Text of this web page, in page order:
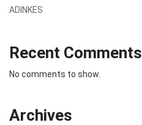
ADINKES
Recent Comments
No comments to show.
Archives